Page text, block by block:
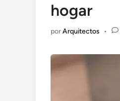
hogar
porArquitectos •